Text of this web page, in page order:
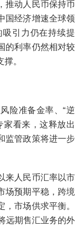
动人民币保持币
国经济增速全球领
引力仍在持续提
的利率仍然相对较
。
险准备金率、“逆
家看来，这释放出
监管政策将进一步
人民币汇率以市
场预期平稳，跨境
市场供求平衡。
远期售汇业务的外